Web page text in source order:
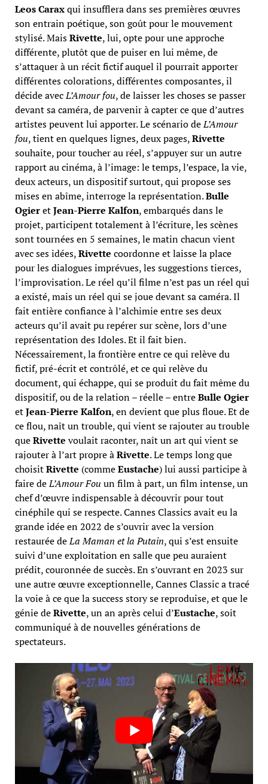
Leos Caraxqui insufflera dans ses premières œuvres
son entrain poétique, son goût pour le mouvement
stylisé. MaisRivette, lui, opte pour une approche
différente, plutôt que de puiser en lui même, de
s’attaquer à un récit fictif auquel il pourrait apporter
différentes colorations, différentes composantes, il
décide avecL’Amour fou, de laisser les choses se passer
devant sa caméra, de parvenir à capter ce que d’autres
artistes peuvent lui apporter. Le scénario deL’Amour
fou, tient en quelques lignes, deux pages,Rivette
souhaite, pour toucher au réel, s’appuyer sur un autre
rapport au cinéma, à l’image: le temps, l’espace, la vie,
deux acteurs, un dispositif surtout, qui propose ses
mises en abîme, interroge la représentation.Bulle
OgieretJean-Pierre Kalfon, embarqués dans le
projet, participent totalement à l’écriture, les scènes
sont tournées en 5 semaines, le matin chacun vient
avec ses idées,Rivette coordonne et laisse la place
pour les dialogues imprévues, les suggestions tierces,
l’improvisation. Le réel qu’il filme n’est pas un réel qui
a existé, mais un réel qui se joue devant sa caméra. Il
fait entière confiance à l’alchimie entre ses deux
acteurs qu’il avait pu repérer sur scène, lors d’une
représentation des Idoles. Et il fait bien.
Nécessairement, la frontière entre ce qui relève du
fictif, pré-écrit et contrôlé, et ce qui relève du
document, qui échappe, qui se produit du fait même du
dispositif, ou de la relation – réelle – entreBulle Ogier
etJean-Pierre Kalfon, en devient que plus floue. Et de
ce flou, naît un trouble, qui vient se rajouter au trouble
queRivette voulait raconter, naît un art qui vient se
rajouter à l’art propre àRivette. Le temps long que
choisitRivette (commeEustache) lui aussi participe à
faire deL’Amour Fou un film à part, un film intense, un
chef d’œuvre indispensable à découvrir pour tout
cinéphile qui se respecte. Cannes Classics avait eu la
grande idée en 2022 de s’ouvrir avec la version
restaurée deLa Maman et la Putain, qui s’est ensuite
suivi d’une exploitation en salle que peu auraient
prédit, couronnée de succès. En s’ouvrant en 2023 sur
une autre œuvre exceptionnelle, Cannes Classic a tracé
la voie à ce que la success story se reproduise, et que le
génie deRivette, un an après celui d’Eustache, soit
communiqué à de nouvelles générations de
spectateurs.